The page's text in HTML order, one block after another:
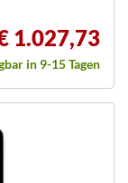
1.027,73
in 9-15 Tagen